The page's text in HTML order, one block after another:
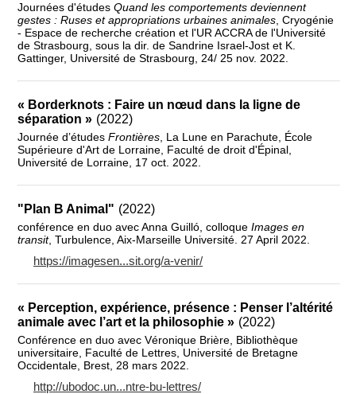
Journées d'études Quand les comportements deviennent
gestes : Ruses et appropriations urbaines animales , Cryogénie
- Espace de recherche création et l'UR ACCRA de l'Université
de Strasbourg, sous la dir. de Sandrine Israel-Jost et K.
Gattinger, Université de Strasbourg, 24/ 25 nov. 2022.
« Borderknots : Faire un nœud dans la ligne de
séparation » (2022)
Journée d’études Frontières , La Lune en Parachute, École
Supérieure d'Art de Lorraine, Faculté de droit d'Épinal,
Université de Lorraine, 17 oct. 2022.
"Plan B Animal" (2022)
conférence en duo avec Anna Guilló, colloque Images en
transit, Turbulence, Aix-Marseille Université. 27 April 2022.
https://imagesen...sit.org/a-venir/
« Perception, expérience, présence : Penser l’altérité
animale avec l’art et la philosophie » (2022)
Conférence en duo avec Véronique Brière, Bibliothèque
universitaire, Faculté de Lettres, Université de Bretagne
Occidentale, Brest, 28 mars 2022.
http://ubodoc.un...ntre-bu-lettres/